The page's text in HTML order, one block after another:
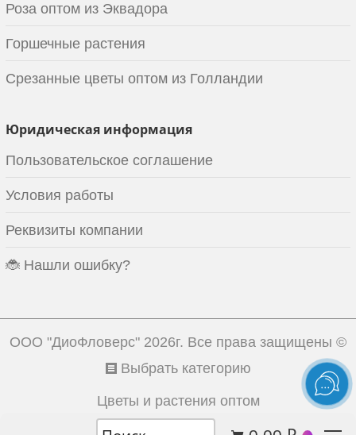
Роза оптом из Эквадора
Горшечные растения
Срезанные цветы оптом из Голландии
Юридическая информация
Пользовательское соглашение
Условия работы
Реквизиты компании
🐞 Нашли ошибку?
ООО "ДиоФловерс" 2026г. Все права защищены ©
Выбрать категорию
Цветы и растения оптом